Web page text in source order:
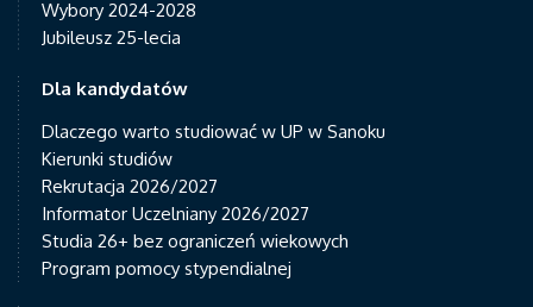
Wybory 2024-2028
Jubileusz 25-lecia
Dla kandydatów
Dlaczego warto studiować w UP w Sanoku
Kierunki studiów
Rekrutacja 2026/2027
Informator Uczelniany 2026/2027
Studia 26+ bez ograniczeń wiekowych
Program pomocy stypendialnej